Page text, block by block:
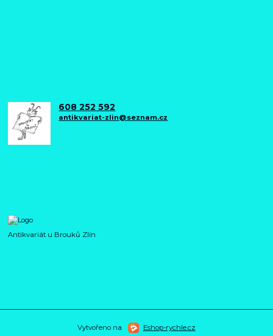
608 252 592
antikvariat-zlin@seznam.cz
Antikvariát u Brouků Zlín
Vytvořeno na Eshop-rychle.cz